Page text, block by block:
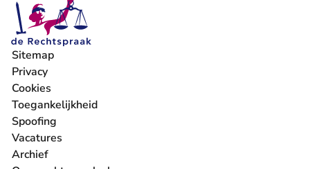
Sitemap
Privacy
Cookies
Toegankelijkheid
Spoofing
Vacatures
- U verlaat Rechtspraak.nl
Archief